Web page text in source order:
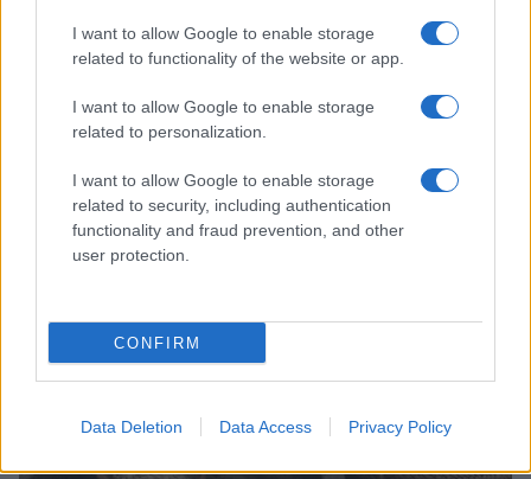
I want to allow Google to enable storage
related to functionality of the website or app.
I want to allow Google to enable storage
related to personalization.
I want to allow Google to enable storage
related to security, including authentication
functionality and fraud prevention, and other
user protection.
CONFIRM
Data Deletion Data Access Privacy Policy
Feng Shui: consigli per posizionare il divano in modo
armonico
Beatrice Bonaventura · 9 Ago 2026